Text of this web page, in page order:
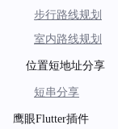
步行路线规划
室内路线规划
位置短地址分享
短串分享
鹰眼Flutter插件